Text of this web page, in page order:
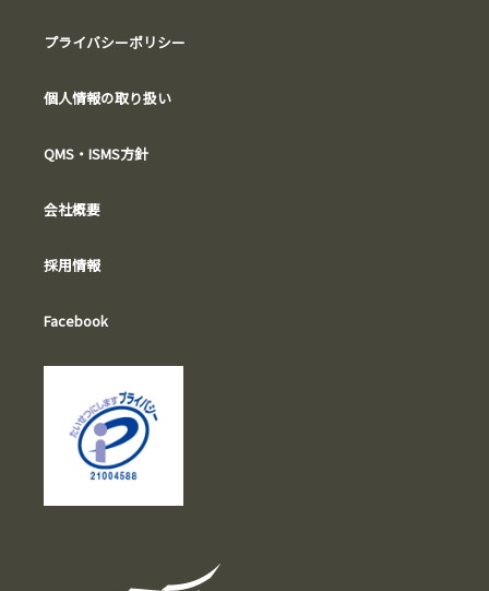
プライバシーポリシー
個人情報の取り扱い
QMS・ISMS方針
会社概要
採用情報
Facebook